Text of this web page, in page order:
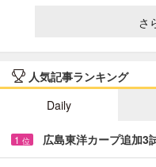
さ
人気記事ランキング
Daily
1 位 広島東洋カープ追加